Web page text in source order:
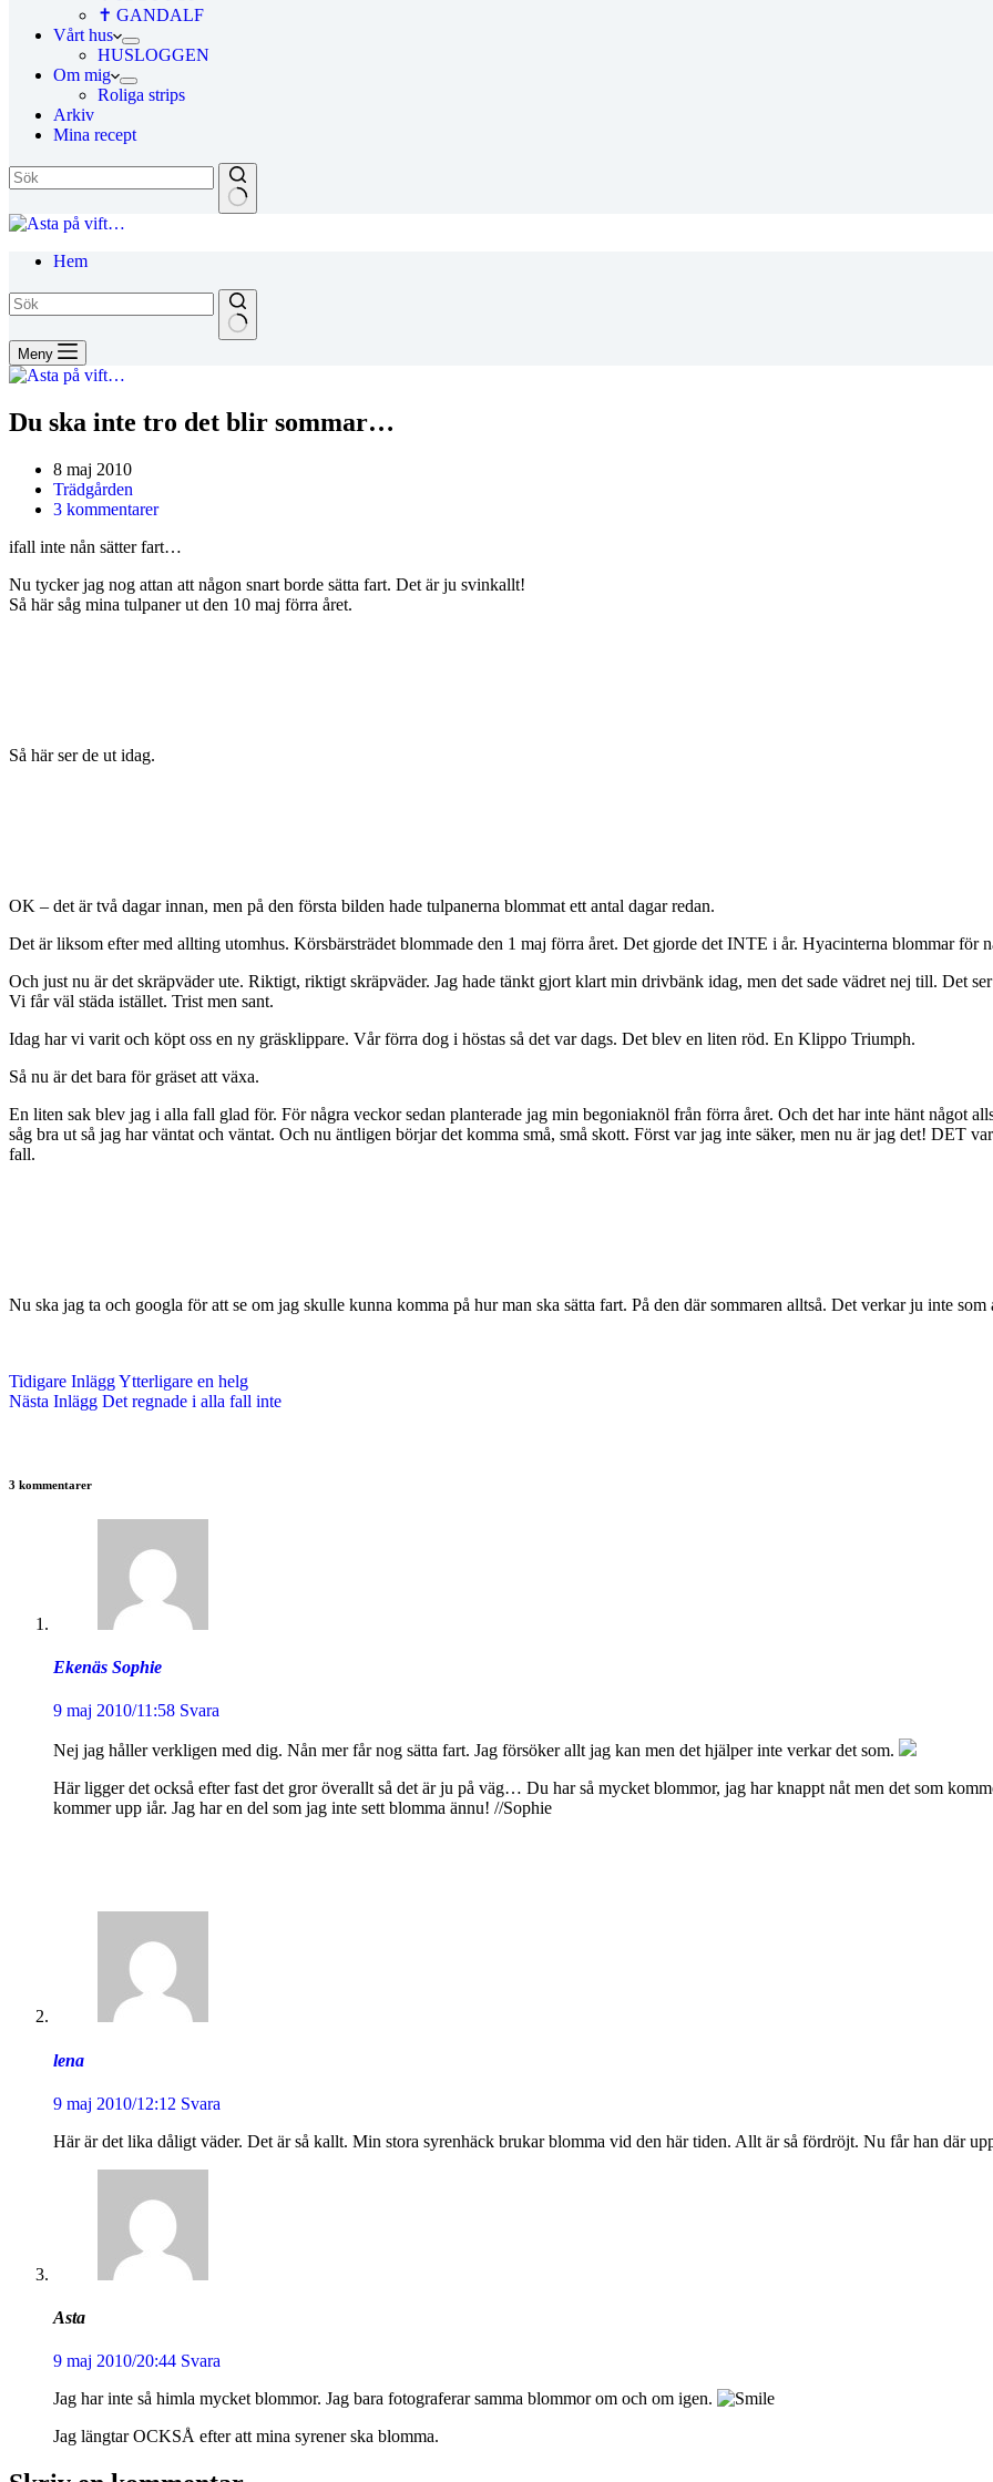
✝ GANDALF
Vårt hus
HUSLOGGEN
Om mig
Roliga strips
Arkiv
Mina recept
Hem
Meny
Du ska inte tro det blir sommar…
8 maj 2010
Trädgården
3 kommentarer
ifall inte nån sätter fart…
Nu tycker jag nog attan att någon snart borde sätta fart. Det är ju svinkallt!
Så här såg mina tulpaner ut den 10 maj förra året.
Så här ser de ut idag.
OK – det är två dagar innan, men på den första bilden hade tulpanerna blommat ett antal dagar redan.
Det är liksom efter med allting utomhus. Körsbärsträdet blommade den 1 maj förra året. Det gjorde det INTE i år. Hyacinterna blommar för
Och just nu är det skräpväder ute. Riktigt, riktigt skräpväder. Jag hade tänkt gjort klart min drivbänk idag, men det sade vädret nej till. Det
Vi får väl städa istället. Trist men sant.
Idag har vi varit och köpt oss en ny gräsklippare. Vår förra dog i höstas så det var dags. Det blev en liten röd. En Klippo Triumph.
Så nu är det bara för gräset att växa.
En liten sak blev jag i alla fall glad för. För några veckor sedan planterade jag min begoniaknöl från förra året. Och det har inte hänt något
såg bra ut så jag har väntat och väntat. Och nu äntligen börjar det komma små, små skott. Först var jag inte säker, men nu är jag det! DET
fall.
Nu ska jag ta och googla för att se om jag skulle kunna komma på hur man ska sätta fart. På den där sommaren alltså. Det verkar ju inte som
Tidigare InläggYtterligare en helg
Nästa Inlägg Det regnade i alla fall inte
3 kommentarer
Ekenäs Sophie
9 maj 2010/11:58 Svara
Nej jag håller verkligen med dig. Nån mer får nog sätta fart. Jag försöker allt jag kan men det hjälper inte verkar det som.
Här ligger det också efter fast det gror överallt så det är ju på väg… Du har så mycket blommor, jag har knappt nåt men det som
kommer upp iår. Jag har en del som jag inte sett blomma ännu! //Sophie
lena
9 maj 2010/12:12 Svara
Här är det lika dåligt väder. Det är så kallt. Min stora syrenhäck brukar blomma vid den här tiden. Allt är så fördröjt. Nu får han där
Asta
9 maj 2010/20:44 Svara
Jag har inte så himla mycket blommor. Jag bara fotograferar samma blommor om och om igen.
Jag längtar OCKSÅ efter att mina syrener ska blomma.